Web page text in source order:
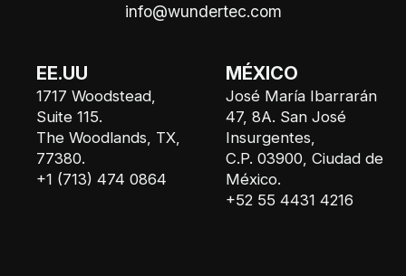
info@wundertec.com
EE.UU
1717 Woodstead,
Suite 115.
The Woodlands, TX,
77380.
+1 (713) 474 0864
MÉXICO
José María Ibarrarán
47, 8A. San José
Insurgentes,
C.P. 03900, Ciudad de
México.
+52 55 4431 4216